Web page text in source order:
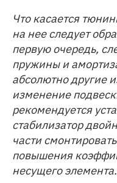
Что касается
на нее следует
первую очередь,
пружины и
абсолютно другие
изменение
рекомендуется
стабилизатор
части
повышения
несущего элемента.